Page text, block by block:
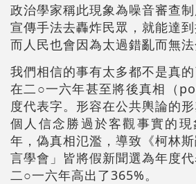
政治學家稱此現象為噪音審查
宣傳手法去轟炸民眾，就能達到
而人民也會因為太過錯亂而無法
我們相信的事有太多都不是真的
在二○一六年甚至將後真相（
度代表字。形容在公共輿論的
個人信念勝過於客觀事實的
年，偽真相氾濫，導致《柯林
言學會」皆將假新聞選為年度
二○一六年高出了365%。